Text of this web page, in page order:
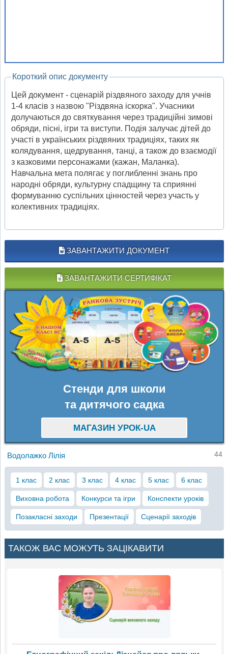
Короткий опис документу
Цей документ - сценарій різдвяного заходу для учнів
1-4 класів з назвою "Різдвяна іскорка". Учасники
долучаються до святкування через традиційні зимові
обряди, пісні, ігри та виступи. Подія залучає дітей до
участі в українських різдвяних традиціях, таких як
колядування, щедрування, танці, а також до взаємодії
з казковими персонажами (кажан, Маланка).
Навчальна мета полягає у поглибленні знань про
народні обряди, культурну спадщину та сприянні
формуванню суспільних цінностей через участь у
колективних традиціях.
ЗАВАНТАЖИТИ ДОКУМЕНТ
ЗАВАНТАЖИТИ СЕРТИФІКАТ
Стенди для школи
та дитячого садка
МАГАЗИН УРОК-UA
Водолажко Лілія 44
1 клас 2 клас 3 клас 4 клас 5 клас 6 клас
Виховна робота Конкурси та ігри Конспекти уроків
Позакласні заходи Презентації Сценарії заходів
ТАКОЖ ВАС МОЖУТЬ ЗАЦІКАВИТИ